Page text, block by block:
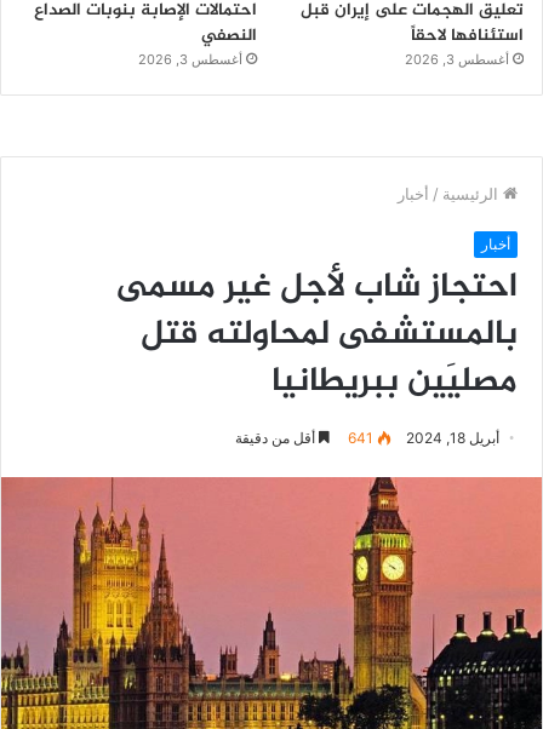
تعليق الهجمات على إيران قبل
استئنافها لاحقاً
أغسطس 3, 2026
احتمالات الإصابة بنوبات الصداع
النصفي
أغسطس 3, 2026